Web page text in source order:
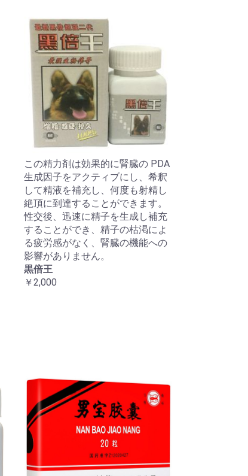
この精力剤は効果的に腎臓の PDA
生成因子をアクティブにし、希釈
して精液を補充し、何度も射精し
絶頂に到達することができます。
性交後、迅速に精子を生成し補充
することができ、精子の枯渇によ
る疲労感がなく、腎臓の機能への
影響がありません。
黒倍王
￥2,000